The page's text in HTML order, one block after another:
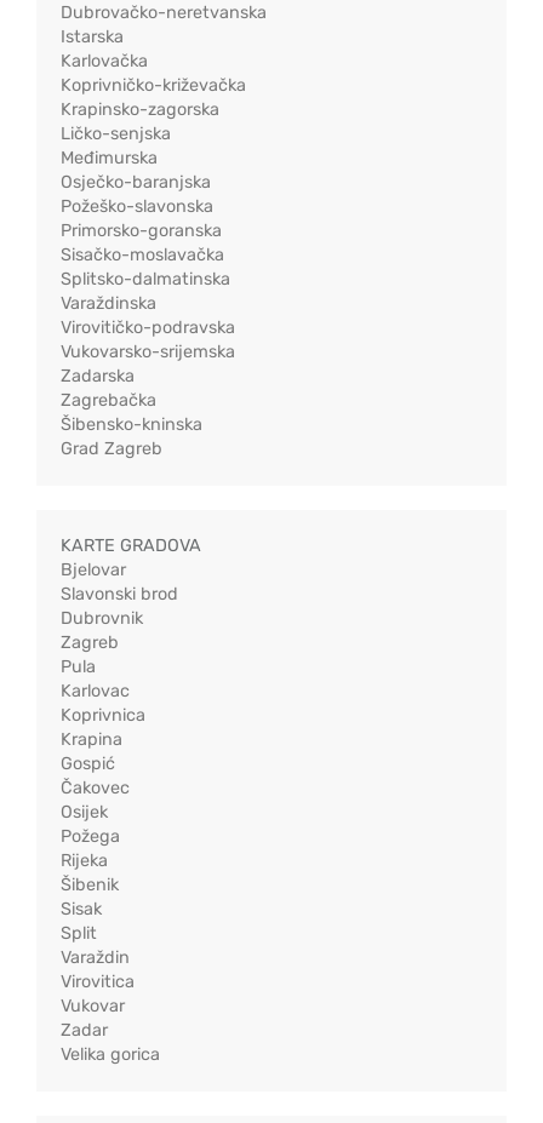
Dubrovačko-neretvanska
Istarska
Karlovačka
Koprivničko-križevačka
Krapinsko-zagorska
Ličko-senjska
Međimurska
Osječko-baranjska
Požeško-slavonska
Primorsko-goranska
Sisačko-moslavačka
Splitsko-dalmatinska
Varaždinska
Virovitičko-podravska
Vukovarsko-srijemska
Zadarska
Zagrebačka
Šibensko-kninska
Grad Zagreb
KARTE GRADOVA
Bjelovar
Slavonski brod
Dubrovnik
Zagreb
Pula
Karlovac
Koprivnica
Krapina
Gospić
Čakovec
Osijek
Požega
Rijeka
Šibenik
Sisak
Split
Varaždin
Virovitica
Vukovar
Zadar
Velika gorica